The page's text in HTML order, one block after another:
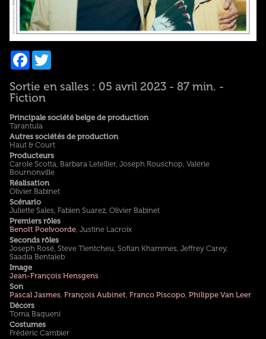
Facebook
Twitter
Sortie en salles : 05 avril 2023 - 87 min. -
Fiction
Principale société belge de production
Tarantula
Autres sociétés de production
Haut & Court
Producteurs
Carole Scotta, Barbara Letellier, Joseph Rouschop, Valérie
Bournonville
Réalisation
Olivier Babinet
Scénario
Juliette Sales, Fabien Suarez, Olivier Babinet
Premiers rôles
Benoît Poelvoorde, Justine Lacroix
Seconds rôles
Joseph Rosé, Steve Tientcheu, Sofian Khammes, Jeffrey Carey,
Saadia Bentaïeb
Image
Jean-François Hensgens
Son
Pascal Jasmes, François Aubinet, Franco Piscopo, Philippe Van Leer
Décors
Toma Baqueni
Costumes
Frédéric Cambier